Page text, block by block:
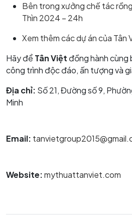
Bên trong xưởng chế tác
Thìn 2024 – 24h
Xem thêm các dự án của Tân
Hãy để Tân Việt đồng hành cùng
công trình độc đáo, ấn tượng và
Địa chỉ: Số 21, Đường số 9,
Minh
Email:
Website:mythuattanviet.com